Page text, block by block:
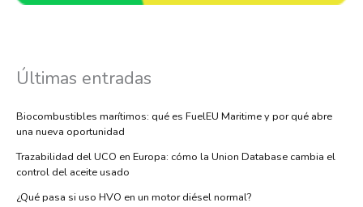
Últimas entradas
Biocombustibles marítimos: qué es FuelEU Maritime y por qué abre
una nueva oportunidad
Trazabilidad del UCO en Europa: cómo la Union Database cambia el
control del aceite usado
¿Qué pasa si uso HVO en un motor diésel normal?